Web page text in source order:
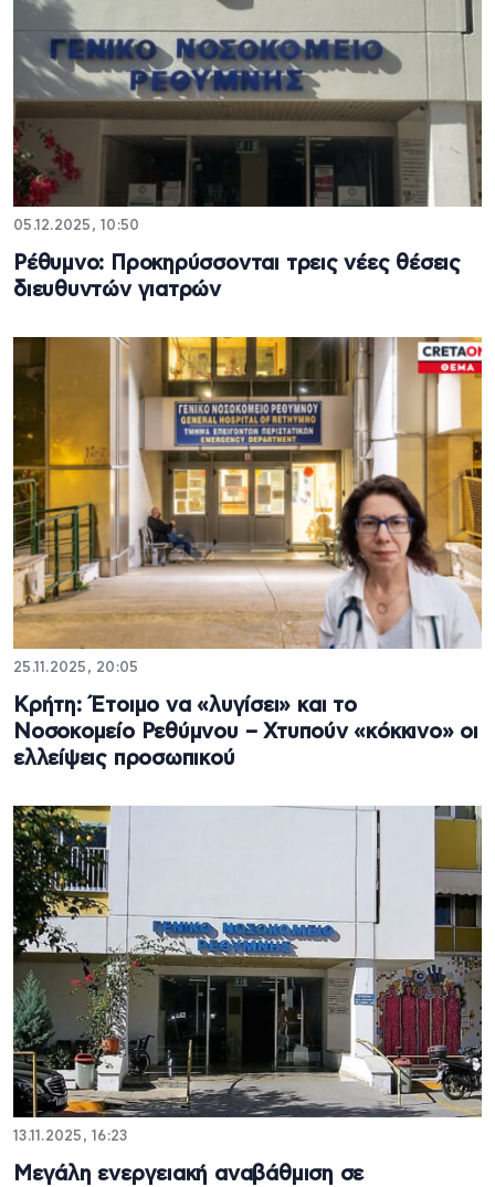
05.12.2025, 10:50
Ρέθυμνο: Προκηρύσσονται τρεις νέες θέσεις
διευθυντών γιατρών
25.11.2025, 20:05
Κρήτη: Έτοιμο να «λυγίσει» και το
Νοσοκομείο Ρεθύμνου – Χτυπούν «κόκκινο» οι
ελλείψεις προσωπικού
13.11.2025, 16:23
Μεγάλη ενεργειακή αναβάθμιση σε